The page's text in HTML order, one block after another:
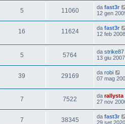
5 11060 da fast3r
12 gen
16 11624 da fast3r
12 feb
5 5764 da strike87
13 giu
39 29169 da robi
07 mag
7 7522 da rallysta
27 nov
7 38345 da fast3r
29 set